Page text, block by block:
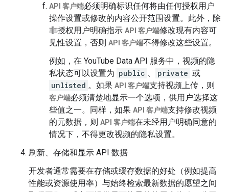
API 客户端必须明确标识任何将由任何授权用户
操作设置或修改的内容公开范围设置。此外，除
非授权用户明确指示 API 客户端修改现有内容可
见性设置，否则 API 客户端不得修改这些设置。
例如，在 YouTube Data API 服务中，视频的隐
私状态可以设置为 public 、 private 或
unlisted 。如果 API 客户端支持视频上传，则
客户端必须清楚地显示一个选项，供用户选择这
些值之一。同样，如果 API 客户端支持修改视频
的元数据，则 API 客户端在未经用户明确同意的
情况下，不得更改视频的隐私设置。
刷新、存储和显示 API 数据
开发者通常需要在存储或缓存数据的好处（例如提高
性能或资源使用率）与始终检索最新数据的愿望之间